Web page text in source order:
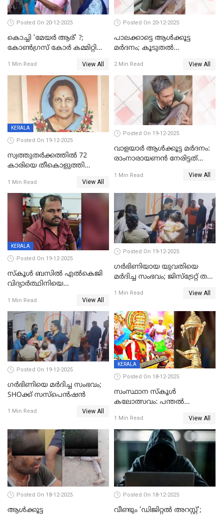
Posted On 20-12-2025
കൊച്ചി 'മേയർ ആര്' ?;
കോണ്‍ഗ്രസ് കോര്‍ കമ്മിറ്റി
1 Min Read View All
Posted On 20-12-2025
പാലക്കാട്ടെ ആള്‍ക്കൂട്ട
മര്‍ദനം; കൂടുതല്‍
അംഗ സംഘമെന്ന് വിവരം
2 Min Read View All
KERALA
Posted On 19-12-2025
സ്വത്തുതര്‍ക്കത്തില്‍ 72
കാരിയെ തീകൊളുത്തി
ക്രൂരകൊലപാതകത്തില്‍
സഹോദരിപുത്രന് ജീവപര്യന്തം
1 Min Read View All
Posted On 19-12-2025
വാളയാർ ആൾക്കൂട്ട മർദനം:
രാംനാരായണൻ നേരിട്ടത്
നാൽപ്പതിലേറെ
റിപ്പോർട്ട്
1 Min Read View All
KERALA
Posted On 19-12-2025
സ്കൂൾ ബസിൽ എൽകെജി
വിദ്യാര്‍ത്ഥിനിയെ
ക്ലീനര്‍ പിടിയിൽ
1 Min Read View All
Posted On 19-12-2025
ഗര്‍ഭിണിയായ യുവതിയെ
മര്‍ദിച്ച സംഭവം; ജിസ്‌ട്രേറ്റ് തല
യുവതി
1 Min Read View All
Posted On 19-12-2025
ഗര്‍ഭിണിയെ മർദിച്ച സംഭവം;
SHOക്ക് സസ്പെൻഷൻ
1 Min Read View All
KERALA
Posted On 18-12-2025
സംസ്ഥാന സ്കൂൾ
കലോത്സവം: പന്തൽ
1 Min Read View All
Posted On 18-12-2025
ആൾക്കൂട്ട
Posted On 18-12-2025
വീണ്ടും 'ഡിജിറ്റല്‍ അറസ്റ്റ്';